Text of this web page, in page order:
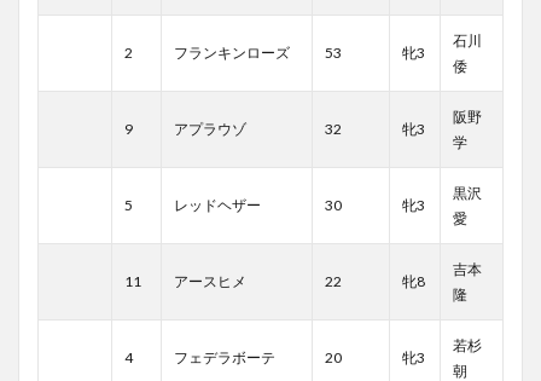
2 フランキンローズ 53 牝3
石川
倭
9 アプラウゾ 32 牝3
阪野
学
5 レッドヘザー 30 牝3
黒沢
愛
11 アースヒメ 22 牝8
吉本
隆
4 フェデラボーテ 20 牝3
若杉
朝